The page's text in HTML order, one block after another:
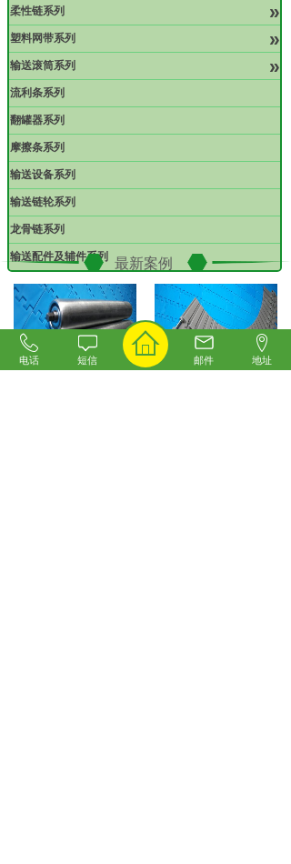
柔性链系列 »
塑料网带系列 »
输送滚筒系列 »
流利条系列
翻罐器系列
摩擦条系列
输送设备系列
输送链轮系列
龙骨链系列
输送配件及辅件系列 最新案例
电话 短信 邮件 地址